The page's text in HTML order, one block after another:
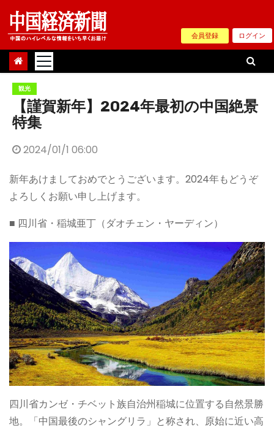
Skip
content
会員登録 ログイン
観光
【謹賀新年】2024年最初の中国絶景
特集
2024/01/1 06:00
新年あけましておめでとうございます。2024年もどうぞ
よろしくお願い申し上げます。
■ 四川省・稲城亜丁（ダオチェン・ヤーディン）
四川省カンゼ・チベット族自治州稲城に位置する自然景勝
地。「中国最後のシャングリラ」と称され、原始に近い高